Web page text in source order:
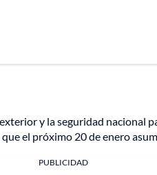
y la seguridad nacional
el próximo 20 de enero
PUBLICIDAD